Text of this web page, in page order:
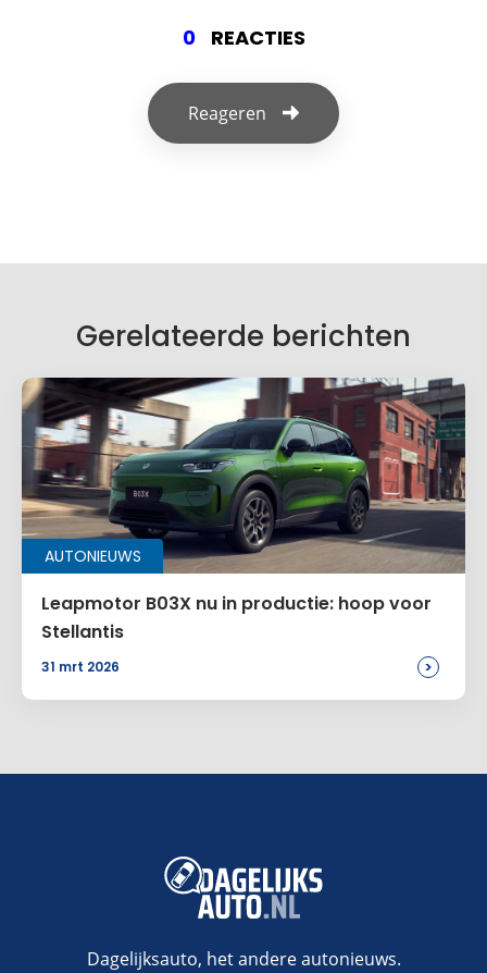
0 REACTIES
Reageren
Je e-mailadres wordt niet gepubliceerd.
Naam*
E-mail*
Site
Gerelateerde berichten
AUTONIEUWS
Leapmotor B03X nu in productie: hoop voor
Stellantis
31 mrt 2026 >
Dagelijksauto, het andere autonieuws.